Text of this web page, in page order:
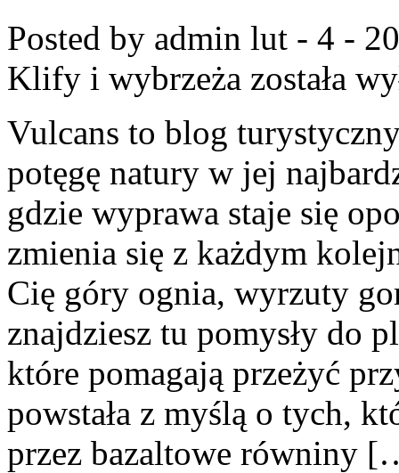
Posted by admin lut - 4 -
Klify i wybrzeża została
Vulcans to blog
potęgę natury w jej
gdzie wyprawa staje się
zmienia się z każdym
Cię góry ognia, wyrzuty
znajdziesz tu pomysły do
które pomagają przeżyć
powstała z myślą o tych,
przez bazaltowe równiny